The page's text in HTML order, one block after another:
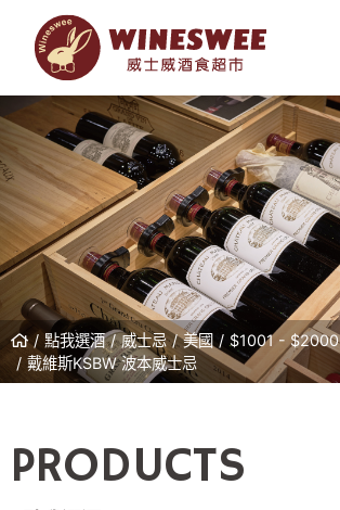
點我選酒 威士忌 美國
$1001 - $2000
戴維斯KSBW 波本威士忌
PRODUCTS